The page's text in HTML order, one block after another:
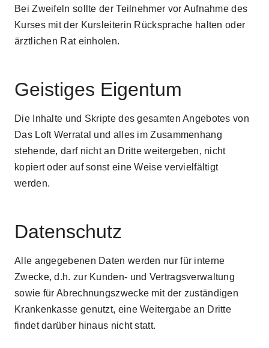
Bei Zweifeln sollte der Teilnehmer vor Aufnahme des
Kurses mit der Kursleiterin Rücksprache halten oder
ärztlichen Rat einholen.
Geistiges Eigentum
Die Inhalte und Skripte des gesamten Angebotes von
Das Loft Werratal und alles im Zusammenhang
stehende, darf nicht an Dritte weitergeben, nicht
kopiert oder auf sonst eine Weise vervielfältigt
werden.
Datenschutz
Alle angegebenen Daten werden nur für interne
Zwecke, d.h. zur Kunden- und Vertragsverwaltung
sowie für Abrechnungszwecke mit der zuständigen
Krankenkasse genutzt, eine Weitergabe an Dritte
findet darüber hinaus nicht statt.